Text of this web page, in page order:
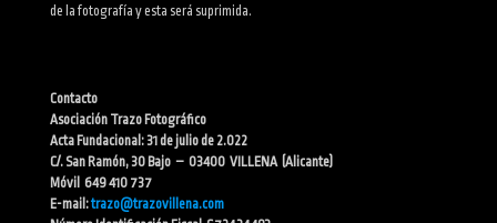
de la fotografía y esta será suprimida.
Contacto
Asociación Trazo Fotográfico
Acta Fundacional: 31 de julio de 2.022
C/. San Ramón, 30 Bajo – 03400 VILLENA (Alicante)
Móvil 649 410 737
E-mail:trazo@trazovillena.com